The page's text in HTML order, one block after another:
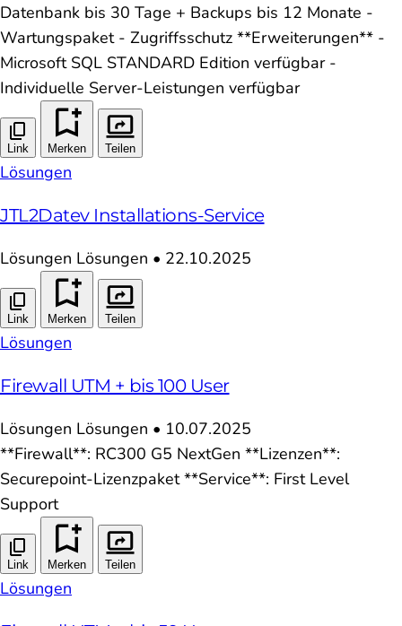
Datenbank bis 30 Tage + Backups bis 12 Monate -
Wartungspaket - Zugriffsschutz **Erweiterungen** -
Microsoft SQL STANDARD Edition verfügbar -
Individuelle Server-Leistungen verfügbar
Link Merken Teilen
Lösungen
JTL2Datev Installations-Service
Lösungen Lösungen • 22.10.2025
Link Merken Teilen
Lösungen
Firewall UTM + bis 100 User
Lösungen Lösungen • 10.07.2025
**Firewall**: RC300 G5 NextGen **Lizenzen**:
Securepoint-Lizenzpaket **Service**: First Level
Support
Link Merken Teilen
Lösungen